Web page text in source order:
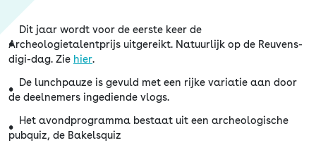
Dit jaar wordt voor de eerste keer de
Archeologietalentprijs uitgereikt. Natuurlijk op de Reuvens-
digi-dag. Zie hier.
De lunchpauze is gevuld met een rijke variatie aan door
de deelnemers ingediende vlogs.
Het avondprogramma bestaat uit een archeologische
pubquiz, de Bakelsquiz